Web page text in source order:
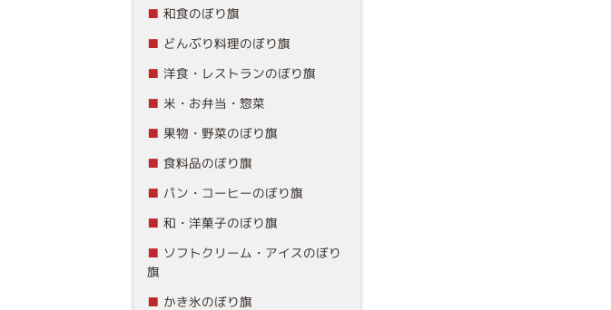
和食のぼり旗
どんぶり料理のぼり旗
洋食・レストランのぼり旗
米・お弁当・惣菜
果物・野菜のぼり旗
食料品のぼり旗
パン・コーヒーのぼり旗
和・洋菓子のぼり旗
ソフトクリーム・アイスのぼり
旗
かき氷のぼり旗